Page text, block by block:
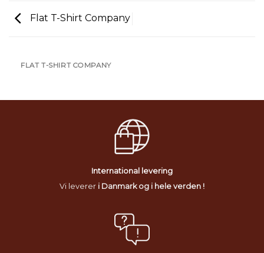
Flat T-Shirt Company
FLAT T-SHIRT COMPANY
International levering
Vi leverer i Danmark og i hele verden !